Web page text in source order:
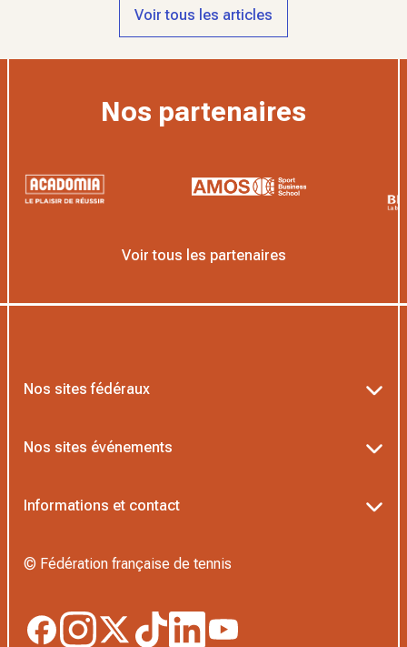
Voir tous les articles
Nos partenaires
Voir tous les partenaires
Nos sites fédéraux
L’Institut Formation Tennis
Proshop FFT
Nos sites événements
Boutique Officielle
Informations et contact
Politique des cookies
© Fédération française de tennis